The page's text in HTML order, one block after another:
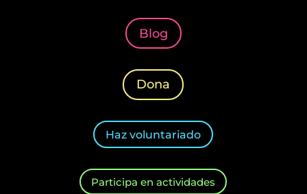
Blog
Dona
Haz voluntariado
Participa en actividades